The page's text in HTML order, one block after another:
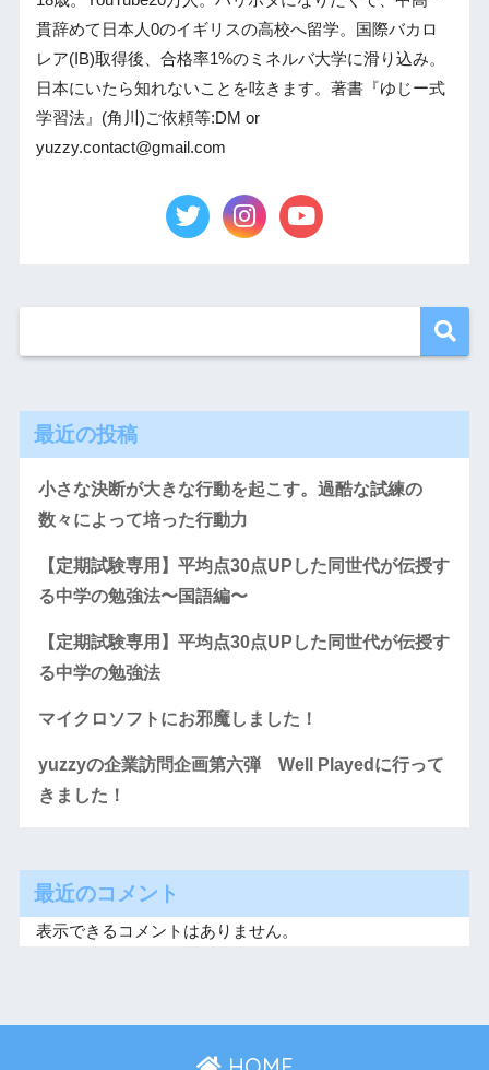
貫辞めて日本人0のイギリスの高校へ留学。国際バカロ
レア(IB)取得後、合格率1%のミネルバ大学に滑り込み。
日本にいたら知れないことを呟きます。著書『ゆじー式
学習法』(角川)ご依頼等:DM or
yuzzy.contact@gmail.com
最近の投稿
小さな決断が大きな行動を起こす。過酷な試練の
数々によって培った行動力
【定期試験専用】平均点30点UPした同世代が伝授す
る中学の勉強法〜国語編〜
【定期試験専用】平均点30点UPした同世代が伝授す
る中学の勉強法
マイクロソフトにお邪魔しました！
yuzzyの企業訪問企画第六弾 Well Playedに行って
きました！
最近のコメント
表示できるコメントはありません。